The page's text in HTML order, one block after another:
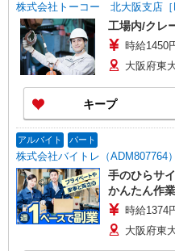
株式会社トーコー 北大阪支店［
工場内/クレ
時給1450
大阪府東
キープ
アルバイト パート
株式会社バイトレ（ADM807764）
手のひらサ
かんたん作業
時給1374
大阪府東